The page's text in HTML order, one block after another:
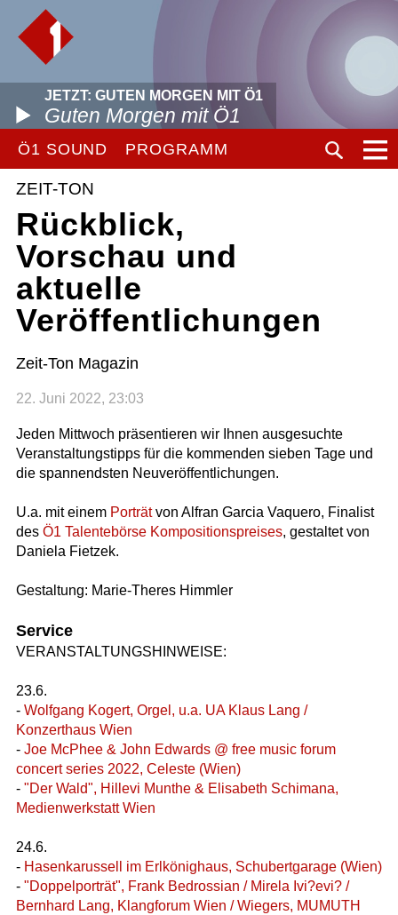
JETZT: GUTEN MORGEN MIT Ö1
Guten Morgen mit Ö1
Ö1 SOUND PROGRAMM
ZEIT-TON
Rückblick,
Vorschau und
aktuelle
Veröffentlichungen
Zeit-Ton Magazin
22. Juni 2022, 23:03
Jeden Mittwoch präsentieren wir Ihnen ausgesuchte
Veranstaltungstipps für die kommenden sieben Tage und
die spannendsten Neuveröffentlichungen.
U.a. mit einem Porträtvon Alfran Garcia Vaquero, Finalist
des Ö1 Talentebörse Kompositionspreises, gestaltet von
Daniela Fietzek.
Gestaltung: Marie-Theres Himmler
Service
VERANSTALTUNGSHINWEISE:
23.6.
- Wolfgang Kogert, Orgel, u.a. UA Klaus Lang /
Konzerthaus Wien
- Joe McPhee & John Edwards @ free music forum
concert series 2022, Celeste (Wien)
- "Der Wald", Hillevi Munthe & Elisabeth Schimana,
Medienwerkstatt Wien
24.6.
- Hasenkarussell im Erlkönighaus, Schubertgarage (Wien)
- "Doppelporträt", Frank Bedrossian / Mirela Ivi?evi? /
Bernhard Lang, Klangforum Wien / Wiegers, MUMUTH